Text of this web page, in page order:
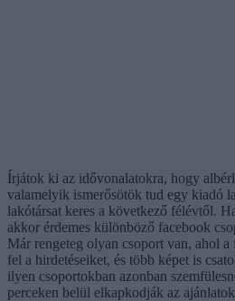
Írjátok ki az idővonalatokra, hogy
valamelyik ismerősötök tud egy kiadó
lakótársat keres a következő félévtől.
akkor érdemes különböző facebook
Már rengeteg olyan csoport van, ahol
fel a hirdetéseiket, és több képet is
ilyen csoportokban azonban
perceken belül elkapkodják az